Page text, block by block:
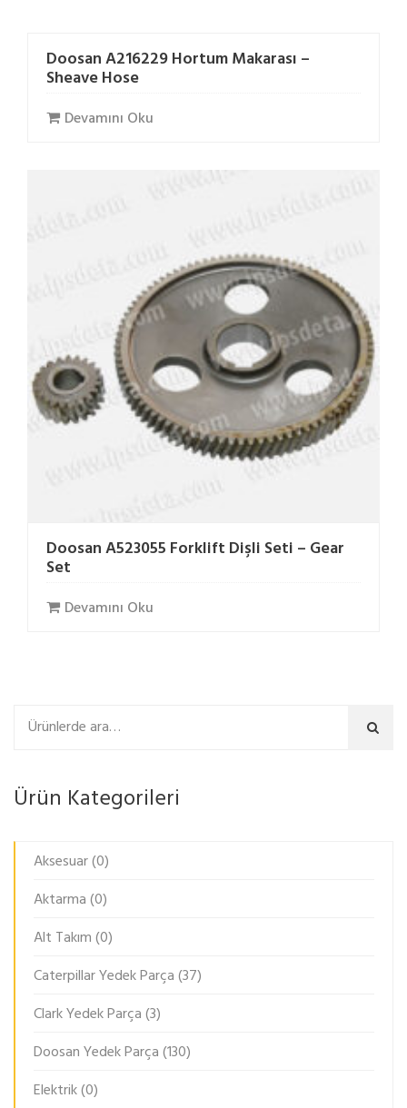
Doosan A216229 Hortum Makarası –
Sheave Hose
Devamını Oku
Doosan A523055 Forklift Dişli Seti – Gear
Set
Devamını Oku
Ara
Ürün Kategorileri
Aksesuar(0)
Aktarma(0)
Alt Takım(0)
Caterpillar Yedek Parça(37)
Clark Yedek Parça(3)
Doosan Yedek Parça(130)
Elektrik(0)